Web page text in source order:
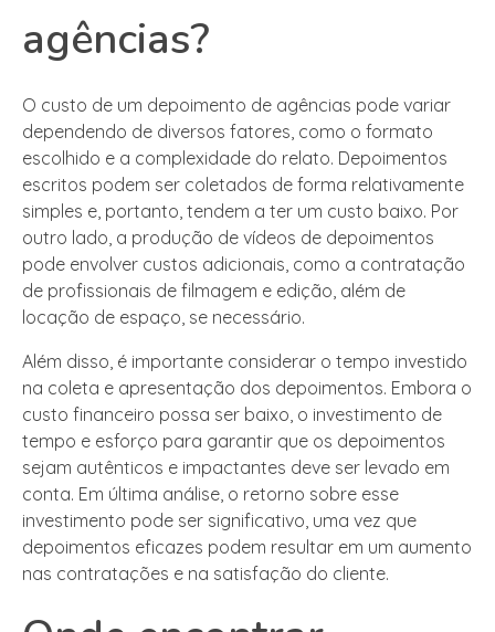
agências?
O custo de um depoimento de agências pode variar
dependendo de diversos fatores, como o formato
escolhido e a complexidade do relato. Depoimentos
escritos podem ser coletados de forma relativamente
simples e, portanto, tendem a ter um custo baixo. Por
outro lado, a produção de vídeos de depoimentos
pode envolver custos adicionais, como a contratação
de profissionais de filmagem e edição, além de
locação de espaço, se necessário.
Além disso, é importante considerar o tempo investido
na coleta e apresentação dos depoimentos. Embora o
custo financeiro possa ser baixo, o investimento de
tempo e esforço para garantir que os depoimentos
sejam autênticos e impactantes deve ser levado em
conta. Em última análise, o retorno sobre esse
investimento pode ser significativo, uma vez que
depoimentos eficazes podem resultar em um aumento
nas contratações e na satisfação do cliente.